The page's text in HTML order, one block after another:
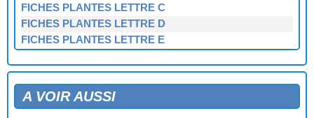
FICHES PLANTES LETTRE C
FICHES PLANTES LETTRE D
FICHES PLANTES LETTRE E
FICHES PLANTES LETTRE G
FICHES PLANTES LETTRE H
FICHES PLANTES LETTRE I
A VOIR AUSSI